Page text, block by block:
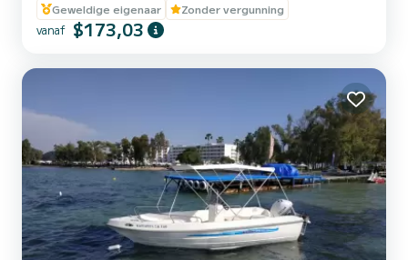
Geweldige eigenaar
Zonder vergunning
vanaf $173,03